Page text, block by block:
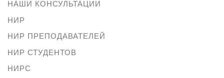
НАШИ КОНСУЛЬТАЦИИ
НИР
НИР ПРЕПОДАВАТЕЛЕЙ
НИР СТУДЕНТОВ
НИРС